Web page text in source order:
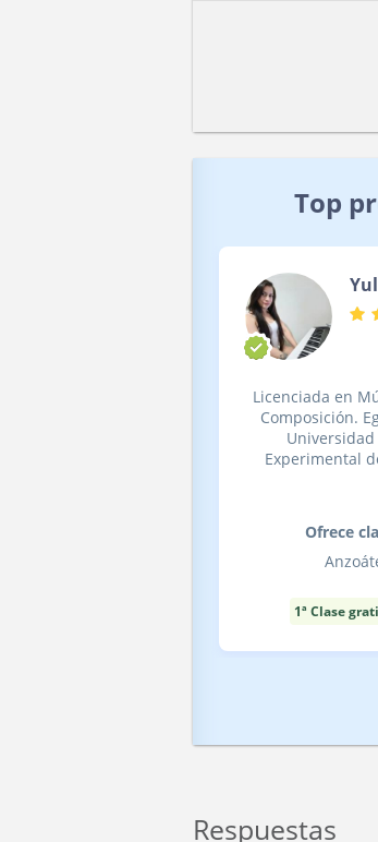
Top
Licenciada en
Composición.
Experimental
Ofrece
1ª Clase
Respuestas